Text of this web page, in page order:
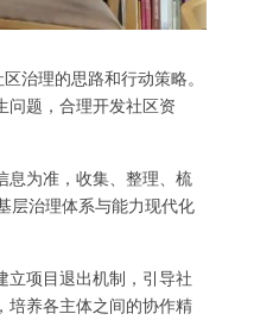
治理的思路和行动策略。
问题，合理开发社区资
息为准，收集、整理、梳
层治理体系与能力现代化
立项目退出机制，引导社
培养各主体之间的协作精